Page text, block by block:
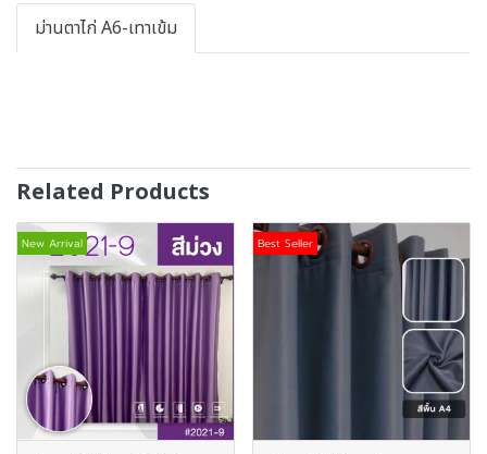
ม่านตาไก่ A6-เทาเข้ม
Related Products
New Arrival Best Seller